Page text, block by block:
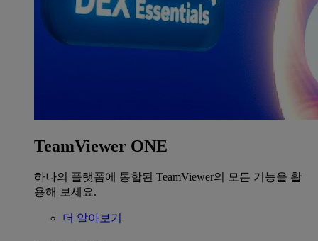
TeamViewer ONE
하나의 플랫폼에 통합된 TeamViewer의 모든 기능을 활
용해 보세요.
더 알아보기